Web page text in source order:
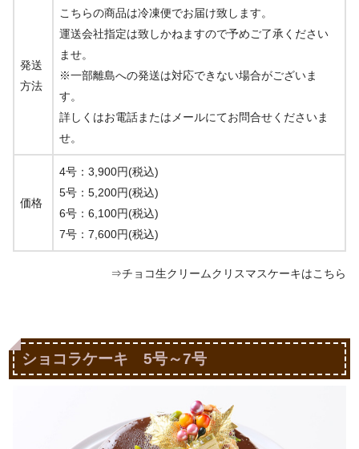
発送
方法
こちらの商品は冷凍便でお届け致します。
運送会社指定は致しかねますので予めご了承ください
ませ。
※一部離島への発送は対応できない場合がございま
す。
詳しくはお電話またはメールにてお問合せくださいま
せ。
価格
4号： 3,900円(税込)
5号： 5,200円(税込)
6号： 6,100円(税込)
7号： 7,600円(税込)
⇒チョコ生クリームクリスマスケーキはこちら
ショコラケーキ 5号～7号